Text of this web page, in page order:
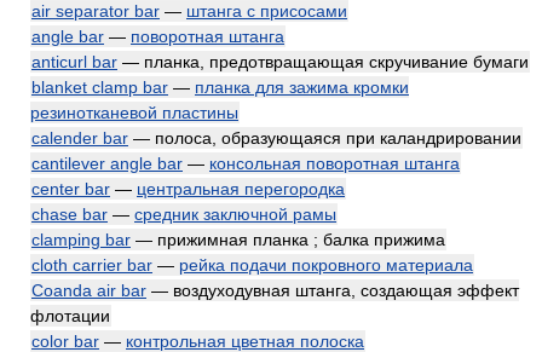
air separator bar — штанга с присосами
angle bar — поворотная штанга
anticurl bar — планка, предотвращающая скручивание бумаги
blanket clamp bar — планка для зажима кромки
резинотканевой пластины
calender bar — полоса, образующаяся при каландрировании
cantilever angle bar — консольная поворотная штанга
center bar — центральная перегородка
chase bar — средник заключной рамы
clamping bar — прижимная планка ; балка прижима
cloth carrier bar — рейка подачи покровного материала
Coanda air bar — воздуходувная штанга, создающая эффект
флотации
color bar — контрольная цветная полоска